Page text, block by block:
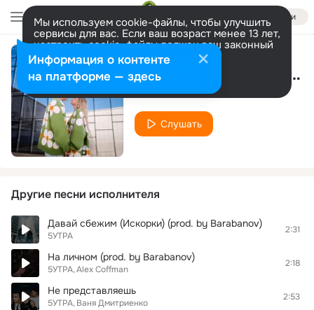
Войти
Мы используем cookie-файлы, чтобы улучшить
сервисы для вас. Если ваш возраст менее 13 лет,
настроить cookie-файлы должен ваш законный
представитель. Больше информации
Разрешить все Настроить Ромашки (prod. by Barabanov)
5УТРА
Слушать
Другие песни исполнителя
Давай сбежим (Искорки) (prod. by Barabanov)
5УТРА
2:31
На личном (prod. by Barabanov)
5УТРА Alex Coffman
2:18
Не представляешь
5УТРА Ваня Дмитриенко
2:53
Информация о контенте
на платформе — здесь